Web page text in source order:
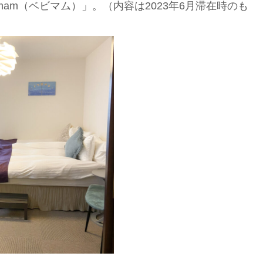
（ベビマム）」。（内容は2023年6月滞在時のも